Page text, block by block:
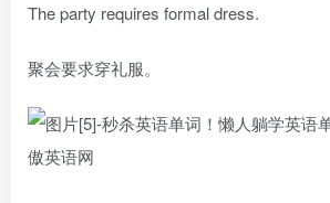
The party requires formal dress.
聚会要求穿礼服。